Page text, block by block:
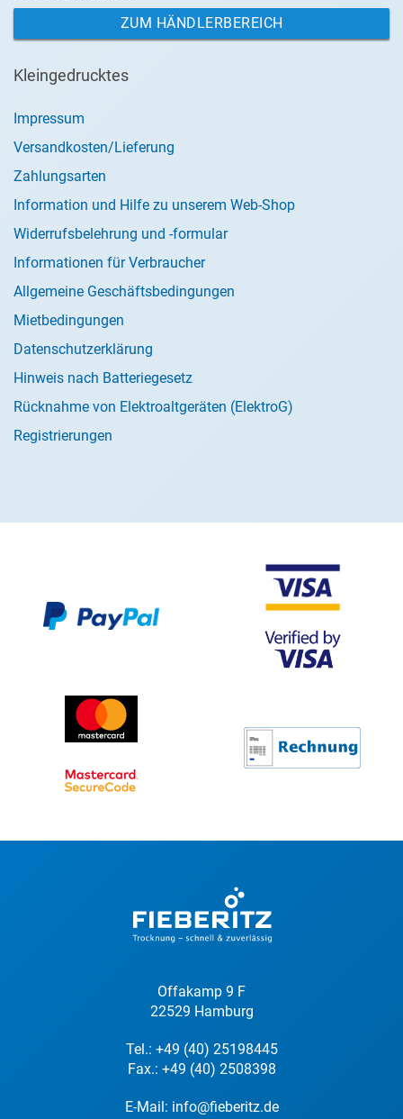
ZUM HÄNDLERBEREICH
Kleingedrucktes
Impressum
Versandkosten/Lieferung
Zahlungsarten
Information und Hilfe zu unserem Web-Shop
Widerrufsbelehrung und -formular
Informationen für Verbraucher
Allgemeine Geschäftsbedingungen
Mietbedingungen
Datenschutzerklärung
Hinweis nach Batteriegesetz
Rücknahme von Elektroaltgeräten (ElektroG)
Registrierungen
Offakamp 9 F
22529 Hamburg
Tel.: +49 (40) 25198445
Fax.: +49 (40) 2508398
E-Mail: info@fieberitz.de